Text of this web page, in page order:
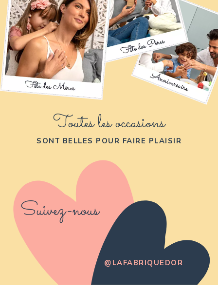
Toutes les occasions
SONT BELLES POUR FAIRE PLAISIR
Suivez-nous
@LAFABRIQUEDOR